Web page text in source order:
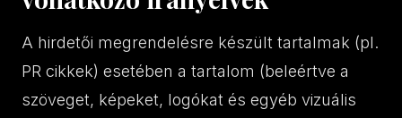
A hirdetői megrendelésre készült tartalmak (pl.
PR cikkek) esetében a tartalom (beleértve a
szöveget, képeket, logókat és egyéb vizuális